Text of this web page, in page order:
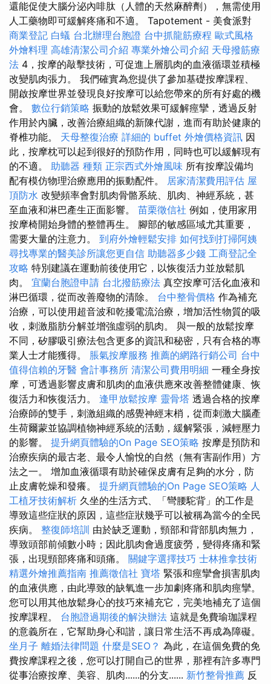
還能促使大腦分泌內啡肽（人體的天然麻醉劑），無需使用
人工藥物即可緩解疼痛和不適。 Tapotement - 美食派對
商業登記 白蟻 台北辦理台胞證 台中抓龍筋療程 歐式風格
外燴料理 高雄清潔公司介紹 專業外燴公司介紹 天母撥筋療
法 4，按摩的敲擊技術，可促進上層肌肉的血液循環並積極
改變肌肉張力。 我們確實為您提供了參加基礎按摩課程、
開啟按摩世界並發現良好按摩可以給您帶來的所有好處的機
會。 數位行銷策略 振動的放鬆效果可緩解痙攣，透過反射
作用於內臟，改善治療組織的新陳代謝，進而有助於健康的
脊椎功能。 天母整復治療 詳細的 buffet 外燴價格資訊 因
此，按摩枕可以起到很好的預防作用，同時也可以緩解現有
的不適。 助聽器 種類 正宗西式外燴風味 所有按摩設備均
配有模仿物理治療應用的振動配件。 居家清潔費用評估 屋
頂防水 改變頻率會對肌肉骨骼系統、肌肉、神經系統，甚
至血液和淋巴產生正面影響。 苗栗徵信社 例如，使用家用
按摩椅開始身體的整體再生。 腳部的敏感區域尤其重要，
需要大量的注意力。 到府外燴輕鬆安排 如何找到打掃阿姨
尋找專業的醫美診所讓您更自信 助聽器多少錢 工商登記全
攻略 特別建議在運動前後使用它，以恢復活力並放鬆肌
肉。 宜蘭台胞證申請 台北撥筋療法 真空按摩可活化血液和
淋巴循環，從而改善廢物的清除。 台中整骨價格 作為補充
治療，可以使用超音波和乾擾電流治療，增加活性物質的吸
收，刺激脂肪分解並增強虛弱的肌肉。 與一般的放鬆按摩
不同，矽膠吸引療法包含更多的資訊和秘密，只有合格的專
業人士才能獲得。 脹氣按摩服務 推薦的網路行銷公司 台中
值得信賴的牙醫 會計事務所 清潔公司費用明細 一種全身按
摩，可透過影響皮膚和肌肉的血液供應來改善整體健康、恢
復活力和恢復活力。 逢甲放鬆按摩 靈骨塔 透過合格的按摩
治療師的雙手，刺激組織的感覺神經末梢，從而刺激大腦產
生荷爾蒙並協調植物神經系統的活動，緩解緊張，減輕壓力
的影響。 提升網頁體驗的On Page SEO策略 按摩是預防和
治療疾病的最古老、最令人愉悅的自然（無有害副作用）方
法之一。 增加血液循環有助於確保皮膚有足夠的水分，防
止皮膚乾燥和發癢。 提升網頁體驗的On Page SEO策略 人
工植牙技術解析 久坐的生活方式、「彎腰駝背」的工作是
導致這些症狀的原因，這些症狀幾乎可以被稱為當今的全民
疾病。 整復師培訓 由於缺乏運動，頸部和背部肌肉無力，
導致頭部前傾數小時；因此肌肉會過度疲勞，變得疼痛和緊
張，出現頸部疼痛和頭痛。 關鍵字選擇技巧 士林推拿技術
精選外燴推薦指南 推薦徵信社 寶塔 緊張和痙攣會損害肌肉
的血液供應，由此導致的缺氧進一步加劇疼痛和肌肉痙攣。
您可以用其他放鬆身心的技巧來補充它，完美地補充了這個
按摩課程。 台胞證過期後的解決辦法 這就是免費瑜珈課程
的意義所在，它幫助身心和諧，讓日常生活不再成為障礙。
坐月子 離婚法律問題 什麼是SEO？ 為此，在這個免費的免
費按摩課程之後，您可以打開自己的世界，那裡有許多專門
從事治療按摩、美容、肌肉......的分支...... 新竹整骨推薦 反